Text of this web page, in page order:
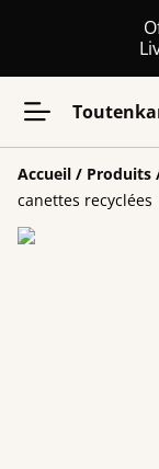
Accueil / Produits
canettes recyclées